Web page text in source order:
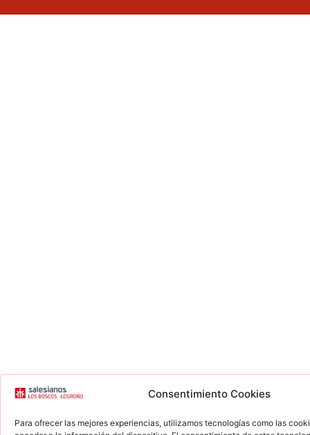
Consentimiento Cookies
Para ofrecer las mejores experiencias, utilizamos tecnologías como las